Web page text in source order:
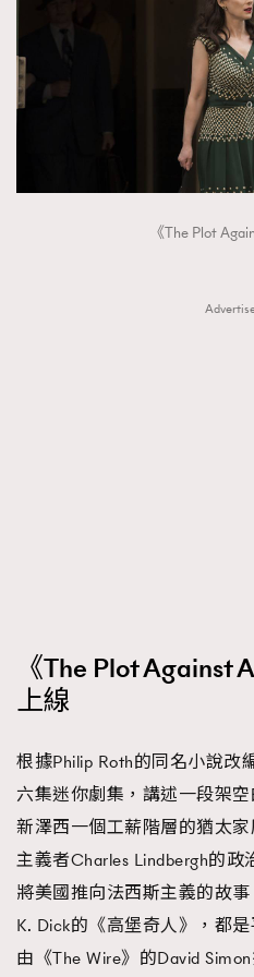
《The Plot
《The Plot Against
上線
根據Philip Roth的同名小說改
六集迷你劇集，講述一段架
新澤西一個工薪階層的猶太
主義者Charles Lindbergh的政
將美國推向法西斯主義的故
K. Dick的《高堡奇人》，都
由《The Wire》的David